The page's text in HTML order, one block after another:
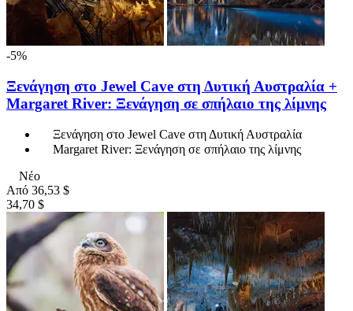
-5%
Ξενάγηση στο Jewel Cave στη Δυτική Αυστραλία +
Margaret River: Ξενάγηση σε σπήλαιο της λίμνης
Ξενάγηση στο Jewel Cave στη Δυτική Αυστραλία
Margaret River: Ξενάγηση σε σπήλαιο της λίμνης
Νέο
Από 36,53 $
34,70 $